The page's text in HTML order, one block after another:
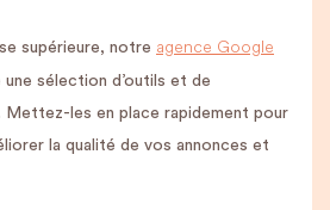
supérieure, notre agence Google
sélection d’outils et de
les en place rapidement pour
la qualité de vos annonces et